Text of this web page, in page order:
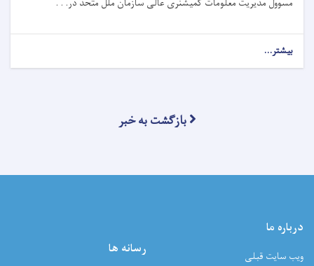
بیشتر...
بازگشت به خبر
درباره ما
ویب سایت قبلی
رسانه ها